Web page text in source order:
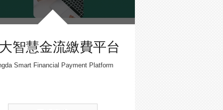
智慧金流繳費平台
Smart Financial Payment Platform